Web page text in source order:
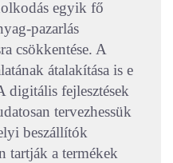
egyik fő
pazarlás
csökkentése. A
átalakítása is e
digitális fejlesztések
tervezhessük
beszállítók
tartják a termékek